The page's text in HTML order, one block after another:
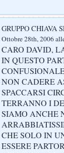
GRUPPO CHIAVA
Ottobre 28th, 2006
CARO DAVID,
IN QUESTO
NON CADERE
SPACCARSI
TERRANNO I
SIAMO ANCHE
CHE SOLO IN
ESSERE